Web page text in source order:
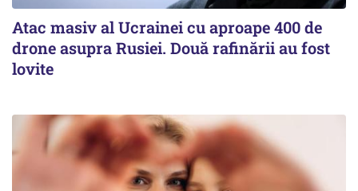
Atac masiv al Ucrainei cu aproape 400 de
drone asupra Rusiei. Două rafinării au fost
lovite